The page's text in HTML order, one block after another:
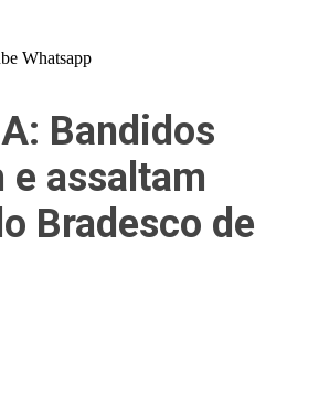
Whatsapp
Bandidos
e assaltam
Bradesco de